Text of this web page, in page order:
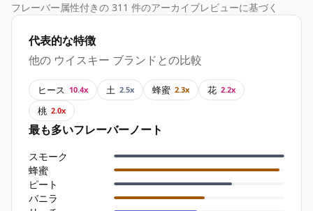
フレーバー属性付きの 311 件のアーカイブレビューに基づく
代表的な特徴
他の ウイスキー ブランドとの比較
ヒース 10.4x 土 2.5x 蜂蜜 2.3x 花 2.2x
桃 2.0x
最も多いフレーバーノート
スモーク
蜂蜜
ピート
バニラ